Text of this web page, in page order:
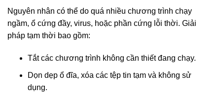
Nguyên nhân có thể do quá nhiều chương trình chạy
ngầm, ổ cứng đầy, virus, hoặc phần cứng lỗi thời. Giải
pháp tạm thời bao gồm:
Tắt các chương trình không cần thiết đang chạy.
Dọn dẹp ổ đĩa, xóa các tệp tin tạm và không sử
dụng.